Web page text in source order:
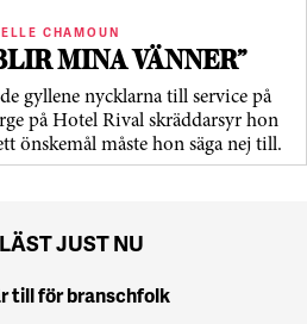
CHAMOUN
MINA VÄNNER”
gyllene nycklarna till service på
på Hotel Rival skräddarsyr hon
önskemål måste hon säga nej till.
JUST NU
till för branschfolk